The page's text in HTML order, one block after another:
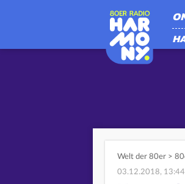
Welt der 80er >
03.12.2018,